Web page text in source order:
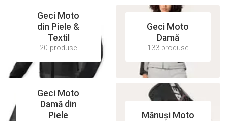
Geci Moto
din Piele &
Textil
20 produse
Geci Moto
Damă
133 produse
Geci Moto
Damă din
Piele
Mănuși Moto